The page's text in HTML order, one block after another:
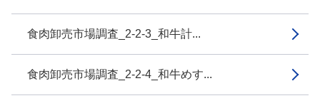
食肉卸売市場調査_2-2-3_和牛計...
食肉卸売市場調査_2-2-4_和牛めす...